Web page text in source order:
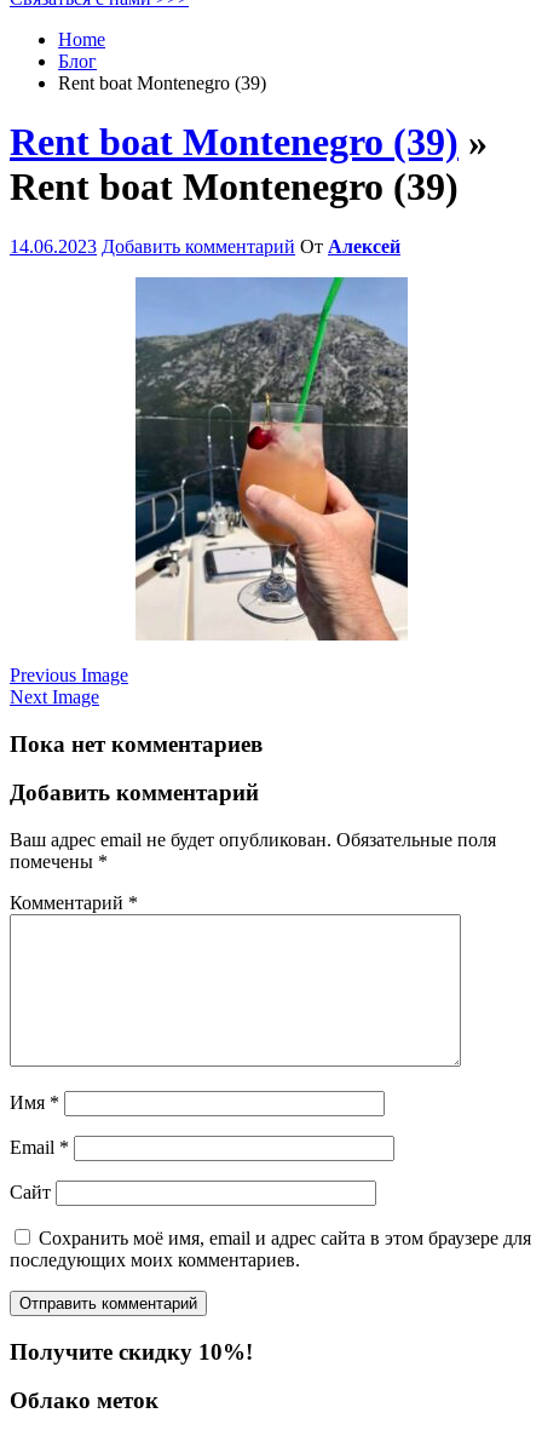
Home
Блог
Rent boat Montenegro (39)
Rent boat Montenegro (39) »
Rent boat Montenegro (39)
14.06.2023 Добавить комментарий От Алексей
Previous Image
Next Image
Пока нет комментариев
Добавить комментарий
Ваш адрес email не будет опубликован. Обязательные поля
помечены *
Комментарий *
Имя *
Email *
Сайт
Сохранить моё имя, email и адрес сайта в этом браузере для
последующих моих комментариев.
Получите скидку 10%!
Облако меток